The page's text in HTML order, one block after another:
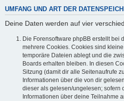
UMFANG UND ART DER
Deine Daten werden auf vier
Die Forensoftware phpBB erstellt bei
mehrere Cookies. Cookies sind
temporäre Dateien ablegt und die
Boards erhalten bleiben. In diesen
Sitzung (damit dir alle Seitenaufrufe
Informationen über die von dir
dieser als gelesen/ungelesen; sofern
Informationen über deine Teilnahme